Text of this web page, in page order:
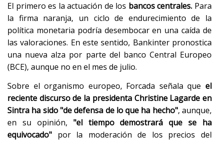
El primero es la actuación de los bancos centrales. Para
la firma naranja, un ciclo de endurecimiento de la
política monetaria podría desembocar en una caída de
las valoraciones. En este sentido, Bankinter pronostica
una nueva alza por parte del banco Central Europeo
(BCE), aunque no en el mes de julio.
Sobre el organismo europeo, Forcada señala que el
reciente discurso de la presidenta Christine Lagarde en
Sintra ha sido "de defensa de lo que ha hecho", aunque,
en su opinión, "el tiempo demostrará que se ha
equivocado" por la moderación de los precios del